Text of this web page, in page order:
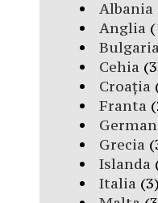
Albania
Anglia
Bulgaria
Cehia
Croația
Franta
Grecia
Islanda
Italia (3)